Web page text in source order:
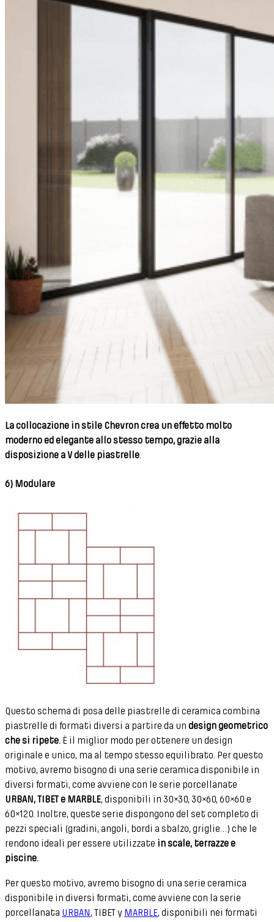
La collocazione in stile Chevron crea un effetto molto
moderno ed elegante allo stesso tempo, grazie alla
disposizione a V delle piastrelle.
6) Modulare
Questo schema di posa delle piastrelle di ceramica combina
piastrelle di formati diversi a partire da un design geometrico
che si ripete. È il miglior modo per ottenere un design
originale e unico, ma al tempo stesso equilibrato. Per questo
motivo, avremo bisogno di una serie ceramica disponibile in
diversi formati, come avviene con le serie porcellanate
URBAN, TIBET e MARBLE, disponibili in 30×30, 30×60, 60×60 e
60×120. Inoltre, queste serie dispongono del set completo di
pezzi speciali (gradini, angoli, bordi a sbalzo, griglie…) che le
rendono ideali per essere utilizzate in scale, terrazze e
piscine.
Per questo motivo, avremo bisogno di una serie ceramica
disponibile in diversi formati, come avviene con la serie
porcellanata URBAN, TIBET y MARBLE, disponibili nei formati